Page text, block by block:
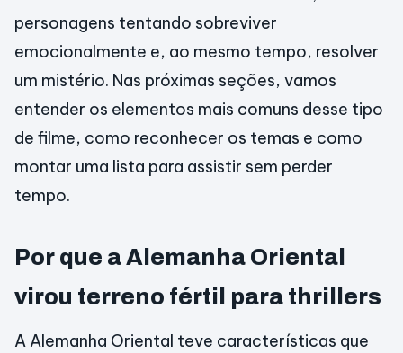
personagens tentando sobreviver
emocionalmente e, ao mesmo tempo, resolver
um mistério. Nas próximas seções, vamos
entender os elementos mais comuns desse tipo
de filme, como reconhecer os temas e como
montar uma lista para assistir sem perder
tempo.
Por que a Alemanha Oriental
virou terreno fértil para thrillers
A Alemanha Oriental teve características que